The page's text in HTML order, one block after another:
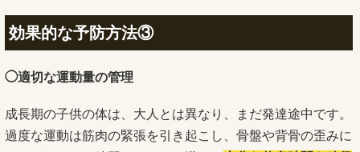
効果的な予防方法③
◯適切な運動量の管理
成長期の子供の体は、大人とは異なり、まだ発達途中です。
過度な運動は筋肉の緊張を引き起こし、骨盤や背骨の歪みに